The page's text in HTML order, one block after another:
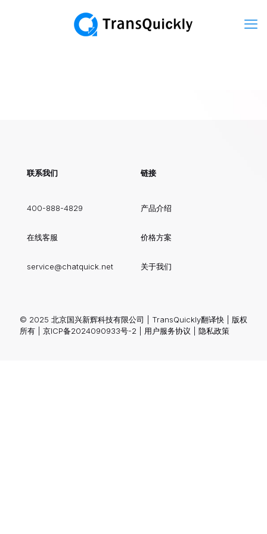
联系我们
400-888-4829
在线客服
service@chatquick.net
链接
产品介绍
价格方案
关于我们
© 2025 北京国兴新辉科技有限公司 | TransQuickly翻译快 | 版权
所有 | 京ICP备2024090933号-2 用户服务协议 隐私政策